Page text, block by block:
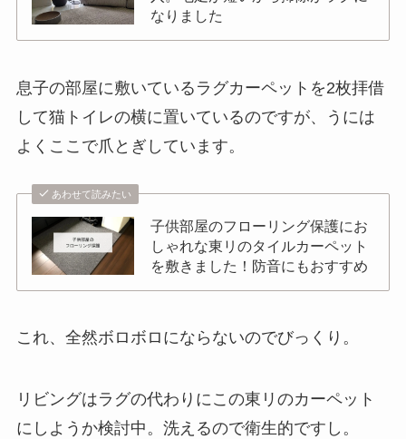
なりました
息子の部屋に敷いているラグカーペットを2枚拝借
して猫トイレの横に置いているのですが、うには
よくここで爪とぎしています。
あわせて読みたい
子供部屋のフローリング保護にお
しゃれな東リのタイルカーペット
を敷きました！防音にもおすすめ
これ、全然ボロボロにならないのでびっくり。
リビングはラグの代わりにこの東リのカーペット
にしようか検討中。洗えるので衛生的ですし。